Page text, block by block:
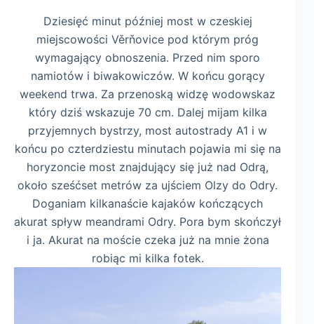
Dziesięć minut później most w czeskiej
miejscowości Věrňovice pod którym próg
wymagający obnoszenia. Przed nim sporo
namiotów i biwakowiczów. W końcu gorący
weekend trwa. Za przenoską widzę wodowskaz
który dziś wskazuje 70 cm. Dalej mijam kilka
przyjemnych bystrzy, most autostrady A1 i w
końcu po czterdziestu minutach pojawia mi się na
horyzoncie most znajdujący się już nad Odrą,
około sześćset metrów za ujściem Olzy do Odry.
Doganiam kilkanaście kajaków kończących
akurat spływ meandrami Odry. Pora bym skończył
i ja. Akurat na moście czeka już na mnie żona
robiąc mi kilka fotek.